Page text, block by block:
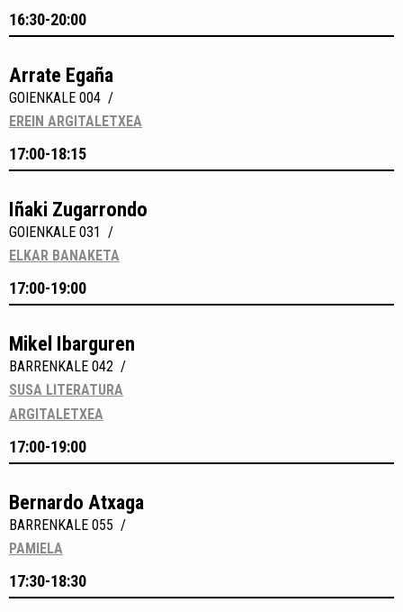
16:30-20:00
Arrate Egaña
GOIENKALE 004 /
EREIN ARGITALETXEA
17:00-18:15
Iñaki Zugarrondo
GOIENKALE 031 /
ELKAR BANAKETA
17:00-19:00
Mikel Ibarguren
BARRENKALE 042 /
SUSA LITERATURA
ARGITALETXEA
17:00-19:00
Bernardo Atxaga
BARRENKALE 055 /
PAMIELA
17:30-18:30